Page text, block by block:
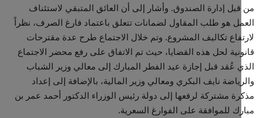
إدارة الصندوق. وأشار إلى أن العائق المتبقي لاستئناف
هو طلب المقاول لضمانات تتعلق باعتماد فارغ الصرف، نظراً
تكاليف المشروع. وتم خلال الاجتماع طرح عدة مقترحات
لحل هذه القضايا، حيث تم الاتفاق على رفع محضر الاجتماع
عُقد قبل إجازة عيد الفطر المبارك إلى معالي وزير الشباب
نايف البكري ومعالي وزير المالية، بالإضافة إلى إعداد
مشتركة لرفعها إلى دولة رئيس الوزراء الدكتور أحمد عمر بن
للموافقة على الفوارغ السعرية.